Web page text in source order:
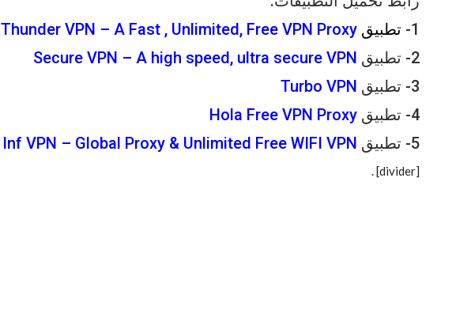
1- تطبيق Thunder VPN – A Fast , Unlimited, Free VPN Proxy
2- تطبيق
Secure VPN – A high speed, ultra secure VPN
3- تطبيق
Turbo VPN
4- تطبيق
Hola Free VPN Proxy
5- تطبيق
Inf VPN – Global Proxy & Unlimited Free WIFI VPN
[divider]
.